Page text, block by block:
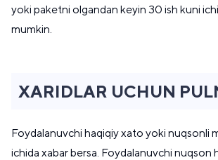
yoki paketni olgandan keyin 30 ish kuni
mumkin.
XARIDLAR UCHUN
Foydalanuvchi haqiqiy xato yoki nuqsonli
ichida xabar bersa. Foydalanuvchi